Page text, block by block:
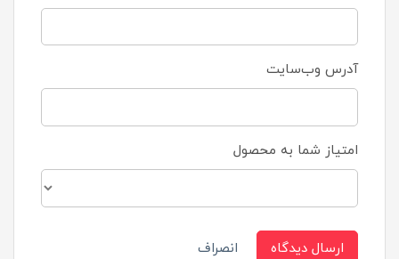
آدرس وب‌سایت
امتیاز شما به محصول
ارسال دیدگاه انصراف